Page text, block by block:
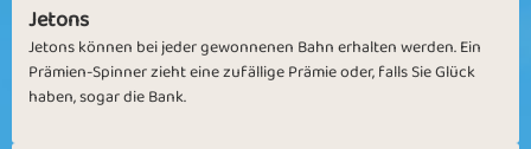
Jetons
Jetons können bei jeder gewonnenen Bahn erhalten werden. Ein
Prämien-Spinner zieht eine zufällige Prämie oder, falls Sie Glück
haben, sogar die Bank.